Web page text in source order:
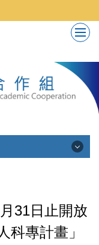
31日止開放
科專計畫」